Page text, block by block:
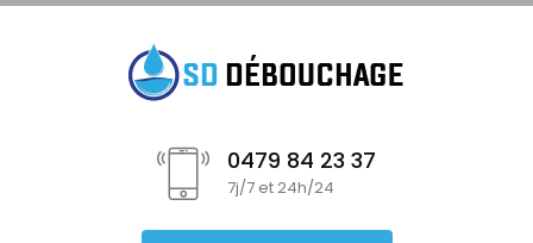
0479 84 23 37
7j/7 et 24h/24